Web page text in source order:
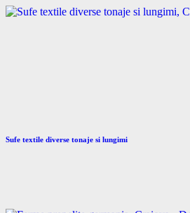
Sufe textile diverse tonaje si lungimi